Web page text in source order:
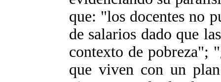
que: "los docentes no
de salarios dado que
contexto de pobreza";
que viven con un